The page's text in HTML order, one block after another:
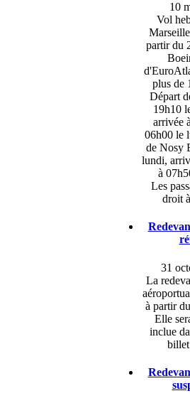
10
Vol
partir du
plus de
Départ
19h10
arrivée
06h00 le
de Nosy
lundi,
à
Les
droit
31
La
à partir
Elle
inclue